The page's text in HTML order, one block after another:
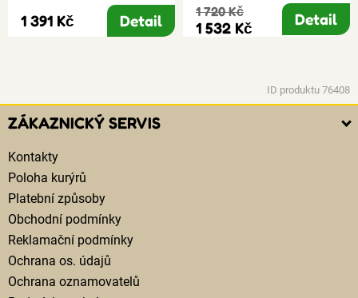
1 391 Kč Detail
1 720 Kč
1 532 Kč Detail
ID produktu 76408
ZÁKAZNICKÝ SERVIS
Kontakty
Poloha kurýrů
Platební způsoby
Obchodní podmínky
Reklamační podmínky
Ochrana os. údajů
Ochrana oznamovatelů